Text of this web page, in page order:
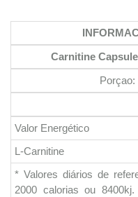
Carnitine
Porçao:
Valor Energético
L-Carnitine
* Valores diários de
2000 calorias ou